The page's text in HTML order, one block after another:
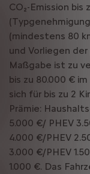
CO₂-Emission bis
(mindestens 80
und Vorliegen
Maßgabe ist zu
bis zu 80.000 €
sich für bis zu 2
Prämie:
5.000 €/ PHEV
4.000 €/PHEV
3.000 €/PHEV
1.000 €. Das